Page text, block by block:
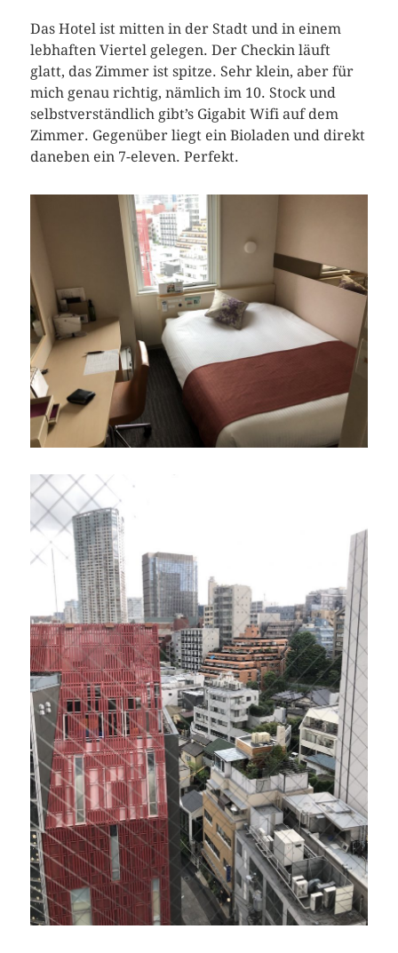
Das Hotel ist mitten in der Stadt und in einem
lebhaften Viertel gelegen. Der Checkin läuft
glatt, das Zimmer ist spitze. Sehr klein, aber für
mich genau richtig, nämlich im 10. Stock und
selbstverständlich gibt’s Gigabit Wifi auf dem
Zimmer. Gegenüber liegt ein Bioladen und direkt
daneben ein 7-eleven. Perfekt.